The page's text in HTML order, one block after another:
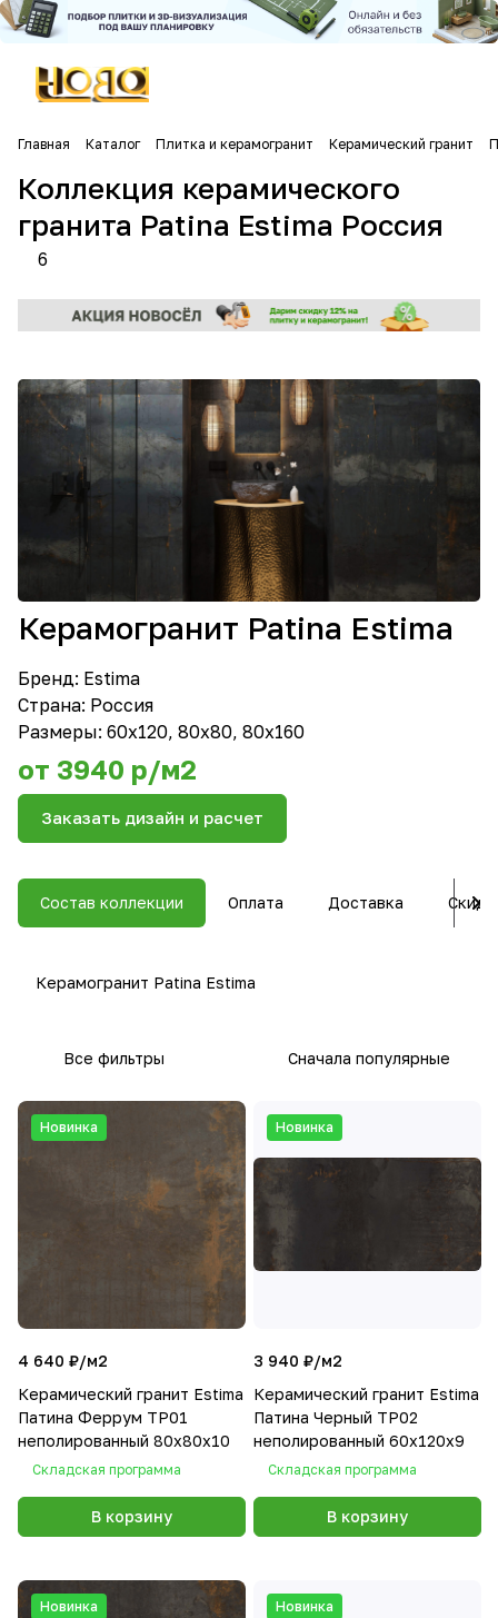
Главная Каталог Плитка и керамогранит Керамический гранит
Коллекция керамического
гранита Patina Estima Россия
6
Керамогранит Patina Estima
Бренд: Estima
Страна: Россия
Размеры: 60х120, 80х80, 80х160
от 3940 р/м2
Заказать дизайн и расчет
Состав коллекции Оплата Доставка
Керамогранит Patina Estima
Все фильтры Сначала популярные
Новинка
4 640 ₽/м2
Керамический гранит Estima
Патина Феррум TP01
неполированный 80x80x10
Складская программа
В корзину
Новинка
3 940 ₽/м2
Керамический гранит Estima
Патина Черный TP02
неполированный 60x120x9
Складская программа
В корзину
Новинка Новинка